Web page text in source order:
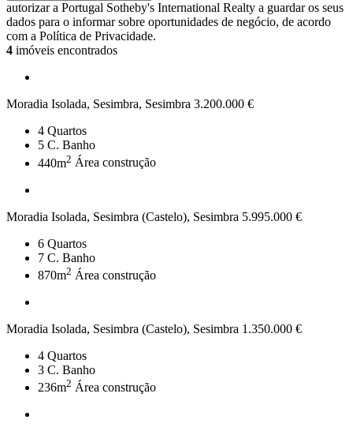
autorizar a Portugal Sotheby's International Realty a guardar os seus
dados para o informar sobre oportunidades de negócio, de acordo
com a Política de Privacidade.
4 imóveis encontrados
Moradia Isolada, Sesimbra, Sesimbra 3.200.000 €
4 Quartos
5 C. Banho
440m2 Área construção
Moradia Isolada, Sesimbra (Castelo), Sesimbra 5.995.000 €
6 Quartos
7 C. Banho
870m2 Área construção
Moradia Isolada, Sesimbra (Castelo), Sesimbra 1.350.000 €
4 Quartos
3 C. Banho
236m2 Área construção